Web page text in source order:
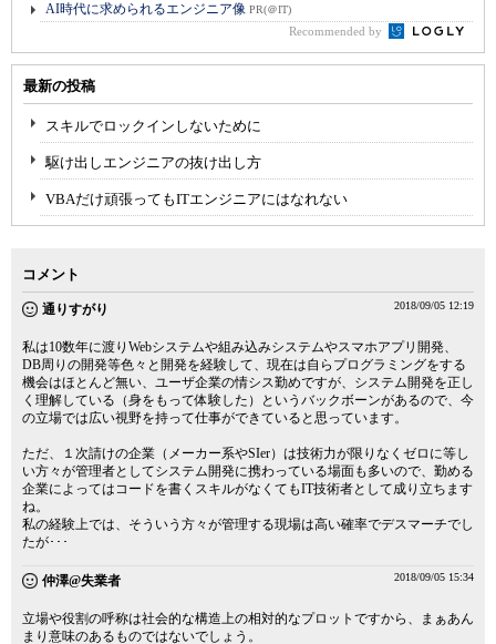
AI時代に求められるエンジニア像 PR(＠IT)
Recommended by
最新の投稿
スキルでロックインしないために
駆け出しエンジニアの抜け出し方
VBAだけ頑張ってもITエンジニアにはなれない
コメント
通りすがり 2018/09/05 12:19
私は10数年に渡りWebシステムや組み込みシステムやスマホアプリ開発、
DB周りの開発等色々と開発を経験して、現在は自らプログラミングをする
機会はほとんど無い、ユーザ企業の情シス勤めですが、システム開発を正し
く理解している（身をもって体験した）というバックボーンがあるので、今
の立場では広い視野を持って仕事ができていると思っています。
ただ、１次請けの企業（メーカー系やSIer）は技術力が限りなくゼロに等し
い方々が管理者としてシステム開発に携わっている場面も多いので、勤める
企業によってはコードを書くスキルがなくてもIT技術者として成り立ちます
ね。
私の経験上では、そういう方々が管理する現場は高い確率でデスマーチでし
たが･･･
仲澤@失業者 2018/09/05 15:34
立場や役割の呼称は社会的な構造上の相対的なプロットですから、まぁあん
まり意味のあるものではないでしょう。